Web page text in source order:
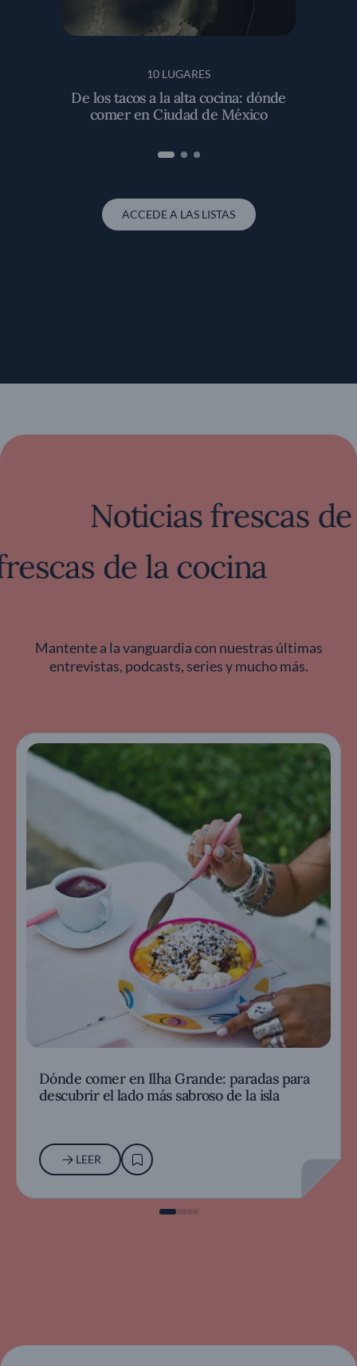
10 LUGARES
De los tacos a la alta cocina: dónde
comer en Ciudad de México
ACCEDE A LAS LISTAS
Noticias frescas de la
frescas de la cocina
Mantente a la vanguardia con nuestras últimas
entrevistas, podcasts, series y mucho más.
Dónde comer en Ilha Grande: paradas para
descubrir el lado más sabroso de la isla
LEER